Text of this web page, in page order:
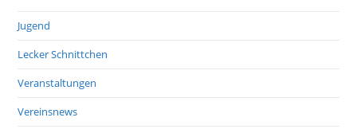
Jugend
Lecker Schnittchen
Veranstaltungen
Vereinsnews